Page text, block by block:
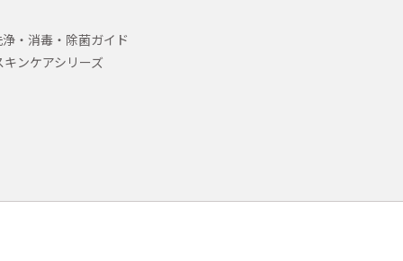
・消毒・除菌ガイド
ンケアシリーズ